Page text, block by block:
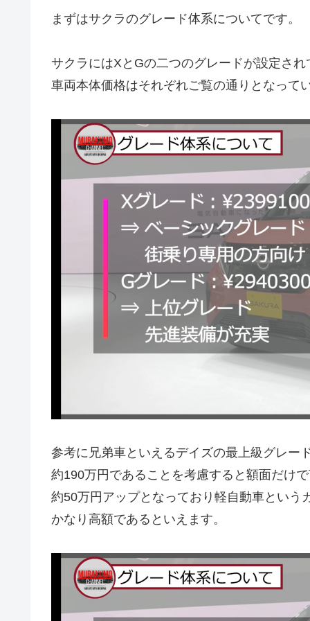
まずはサクラのグレード体系についてです。
サクラにはXとGの二つのグレードが設定され
車両本体価格はそれぞれご覧の通りとなって
参考に兄弟車といえるデイズの最上級グレー
約190万円であることを考慮すると額面だけ
約50万円アップとなっており軽自動車という
かなり高額であるといえます。